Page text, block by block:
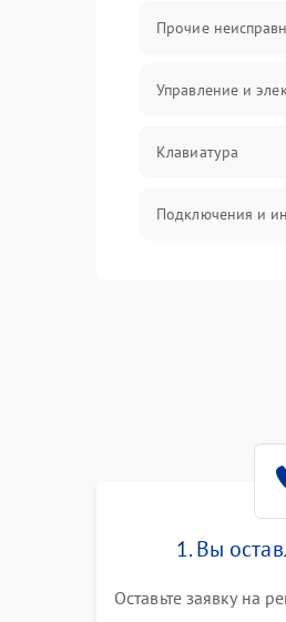
Прочие
Управление и
Клавиатура
Подключения и
1. Вы
Оставьте заявку на